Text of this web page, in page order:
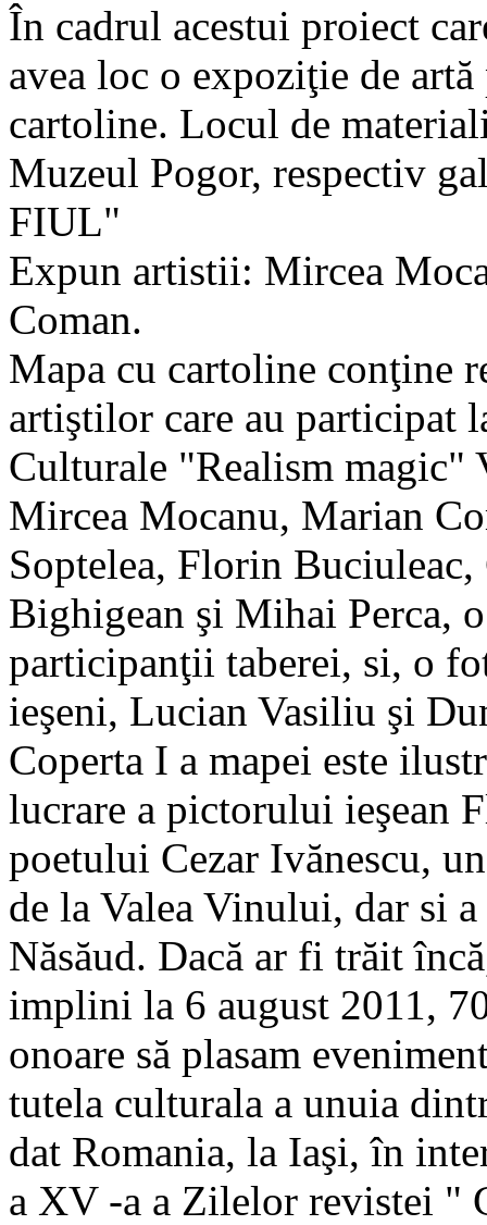
În cadrul acestui proiect
avea loc o expoziţie de
cartoline. Locul de
Muzeul Pogor, respectiv
FIUL"
Expun artistii: Mircea
Coman.
Mapa cu cartoline conţine
artiştilor care au participat
Culturale "Realism magic"
Mircea Mocanu, Marian
Soptelea, Florin
Bighigean şi Mihai Perca,
participanţii taberei, si, o
ieşeni, Lucian Vasiliu şi
Coperta I a mapei este
lucrare a pictorului ieşean
poetului Cezar Ivănescu,
de la Valea Vinului, dar si
Năsăud. Dacă ar fi trăit
implini la 6 august 2011,
onoare să plasam
tutela culturala a unuia
dat Romania, la Iaşi, în
a XV -a a Zilelor revistei "